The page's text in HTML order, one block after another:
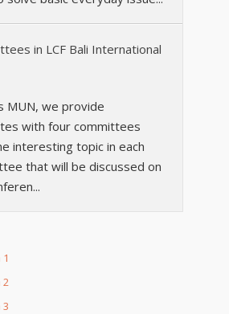
in LCF Bali International
MUN, we provide
with four committees
interesting topic in each
that will be discussed on
2